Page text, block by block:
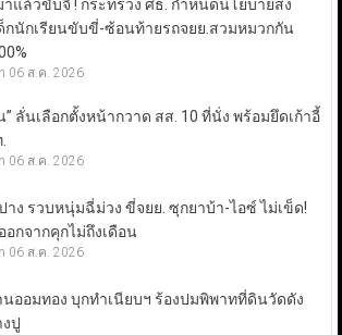
าแล้วขับจี้ ! กระทรวง ศธ. กำหนดนโยบายส่ง
กนักเรียนขับขี่-ซ้อนท้ายรถจยย.สวมหมวกกัน
06 ส.ค. 2026
” ลั่นเลือกตั้งหน้ากวาด สส. 10 ที่นั่ง พร้อมยึดเก้าอี้
06 ส.ค. 2026
าง รวบหนุ่มฉี่ม่วง ขี่จยย. ซุกยาบ้า-ไอซ์ ไม่เข็ด!
อกจากคุกไม่ถึงเดือน
06 ส.ค. 2026
ออมทอง บุกทำเนียบฯ ร้องปมพิพาทที่ดินวัดดัง
ปู